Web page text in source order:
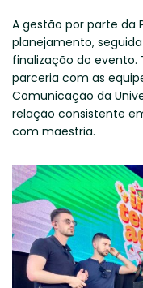
A gestão por parte da
planejamento,
finalização do
parceria com as
Comunicação da
relação consistente
com maestria.